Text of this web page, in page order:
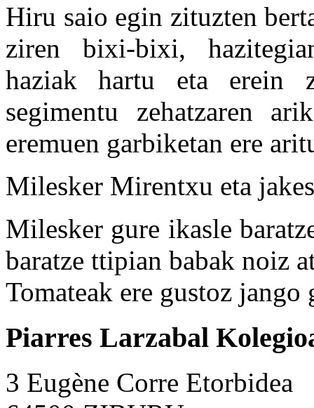
Hiru saio egin zituzten
ziren bixi-bixi,
haziak hartu eta erein
segimentu zehatzaren
eremuen garbiketan ere
Milesker Mirentxu eta
Milesker gure ikasle
baratze ttipian babak noiz
Tomateak ere gustoz jango
Piarres Larzabal
3 Eugène Corre Etorbidea